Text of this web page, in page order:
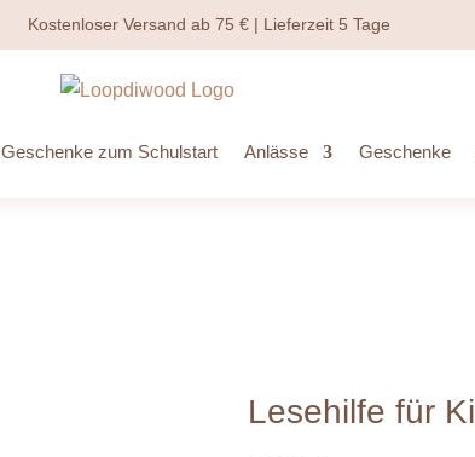
Kostenloser Versand ab 75 € | Lieferzeit 5 Tage
Geschenke zum Schulstart Anlässe Geschenke
Lesehilfe für